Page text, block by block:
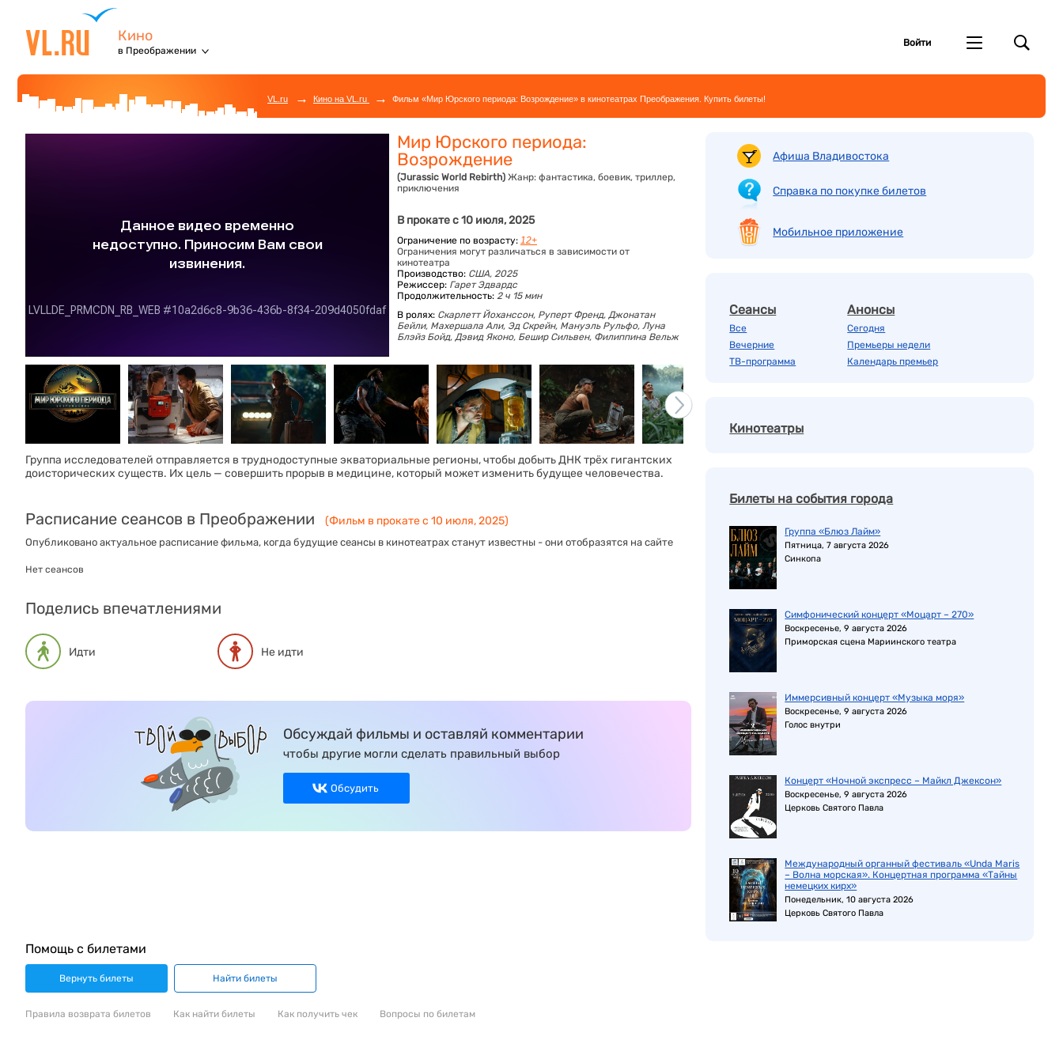
Кино
в Преображении
Войти
VL.ru → Кино на VL.ru → Фильм «Мир Юрского периода: Возрождение» в кинотеатрах Преображения. Купить билеты!
Мир Юрского периода:
Возрождение
(Jurassic World Rebirth) Жанр: фантастика, боевик, триллер,
приключения
В прокате с 10 июля, 2025
Ограничение по возрасту: 12+
Ограничения могут различаться в зависимости от
кинотеатра
Производство: США, 2025
Режиссер: Гарет Эдвардс
Продолжительность: 2 ч 15 мин
В ролях: Скарлетт Йоханссон, Руперт Френд, Джонатан
Бейли, Махершала Али, Эд Скрейн, Мануэль Рульфо, Луна
Блэйз Бойд, Дэвид Яконо, Бешир Сильвен, Филиппина Вельж
Группа исследователей отправляется в труднодоступные экваториальные регионы, чтобы добыть ДНК трёх гигантских
доисторических существ. Их цель — совершить прорыв в медицине, который может изменить будущее человечества.
Расписание сеансов в Преображении (Фильм в прокате с 10 июля, 2025)
Опубликовано актуальное расписание фильма, когда будущие сеансы в кинотеатрах станут известны - они отобразятся на сайте
Нет сеансов
Поделись впечатлениями
Идти Не идти
Обсуждай фильмы и оставляй комментарии
чтобы другие могли сделать правильный выбор
Обсудить
Афиша Владивостока
Справка по покупке билетов
Мобильное приложение
Сеансы
Все
Вечерние
ТВ-программа
Анонсы
Сегодня
Премьеры недели
Календарь премьер
Кинотеатры
Билеты на события города
Группа «Блюз Лайм»
Пятница, 7 августа 2026
Синкопа
Симфонический концерт «Моцарт – 270»
Воскресенье, 9 августа 2026
Приморская сцена Мариинского театра
Иммерсивный концерт «Музыка моря»
Воскресенье, 9 августа 2026
Голос внутри
Концерт «Ночной экспресс – Майкл Джексон»
Воскресенье, 9 августа 2026
Церковь Святого Павла
Международный органный фестиваль «Unda Maris
– Волна морская». Концертная программа «Тайны
немецких кирх»
Понедельник, 10 августа 2026
Церковь Святого Павла
Помощь с билетами
Вернуть билеты Найти билеты
Правила возврата билетов Как найти билеты Как получить чек Вопросы по билетам